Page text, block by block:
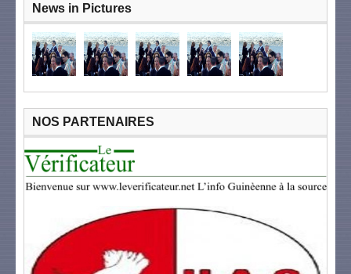
News in Pictures
NOS PARTENAIRES